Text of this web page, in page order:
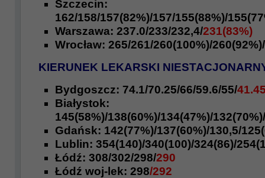
Szczecin:
162/158/157(82%)/157/155(88%)/
Warszawa: 237.0/233/232,4/231(83%)
Wrocław: 265/261/260(100%)/
KIERUNEK LEKARSKI
Bydgoszcz: 74.1/70.25/66/59.6/55/
Białystok:
145(58%)/138(60%)/134(47%)/
Gdańsk: 142(77%)/137(60%)/130,5/
Lublin: 354(140)/340(100)/324(86)/
Łódź: 308/302/298/290
Łódź woj-lek: 298/292